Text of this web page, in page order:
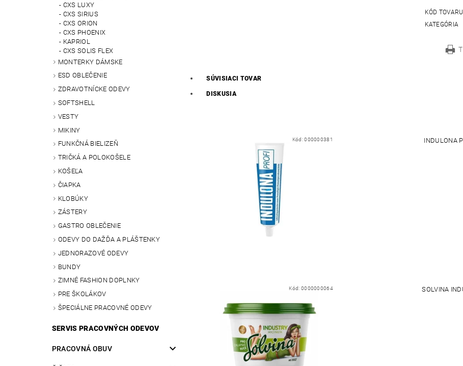
CXS LUXY
CXS SIRIUS
CXS ORION
CXS PHOENIX
KAPRIOL
CXS SOLIS FLEX
MONTERKY DÁMSKE
ESD OBLEČENIE
ZDRAVOTNÍCKE ODEVY
SOFTSHELL
VESTY
MIKINY
FUNKČNÁ BIELIZEŇ
TRIČKÁ A POLOKOŠELE
KOŠEĽA
ČIAPKA
KLOBÚKY
ZÁSTERY
GASTRO OBLEČENIE
ODEVY DO DAŽĎA A PLÁŠTENKY
JEDNORAZOVÉ ODEVY
BUNDY
ZIMNÉ FASHION DOPLNKY
PRE ŠKOLÁKOV
ŠPECIÁLNE PRACOVNÉ ODEVY
SERVIS PRACOVNÝCH ODEVOV
PRACOVNÁ OBUV
KÓD TOVARU
KATEGÓRIA
SÚVISIACI TOVAR
DISKUSIA
Kód:000000381 INDULONA
Kód: 0000000064 SOLVINA